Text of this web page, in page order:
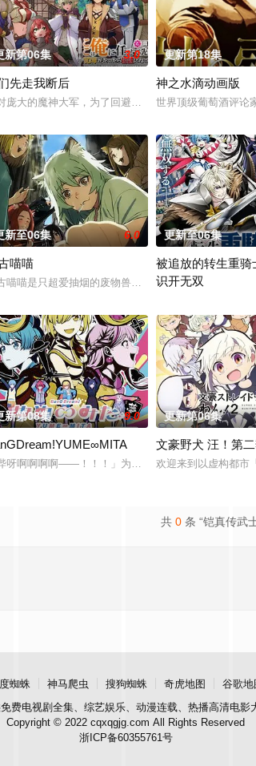
岛斥责她是浪费生命、声称漫画都是虚构，在没收
新第06集 3.0
先走我断后
庞大的魔神大军，为了回避全灭危机，勒库对伙伴们
更新第18集
神之水滴动画版
世界顶级葡萄酒评论
ている女子高生・赤石黒絵（クロエ）。不器用で
新至06集 6.0
喵喵
喵喵是只超爱抽烟的废物兽人！因为缺乏伦理与卫生
更新至06集
被追放的转生重骑
识开无双
的神秘粒子“梅比乌斯之尘”的影响，一部分孩子获得
新第08集 9.0
呀啊啊啊啊——！！！」为了乐团出道而突然集结的
更新第06集
文豪野犬 汪！第
欢迎来到以虚构都市
共 0 条 “铠真传武
蜘蛛 神马爬虫 搜狗蜘蛛 奇虎地图 谷歌地
费电视剧全集、综艺娱乐、动漫连载、热播高清电影
Copyright © 2022 cqxqgjg.com All Rights Reserved
浙ICP备60355761号